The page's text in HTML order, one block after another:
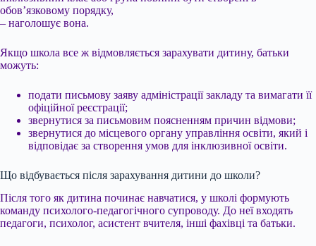
обов’язковому порядку,
– наголошує вона.
Якщо школа все ж відмовляється зарахувати дитину, батьки
можуть:
подати письмову заяву адміністрації закладу та вимагати її
офіційної реєстрації;
звернутися за письмовим поясненням причин відмови;
звернутися до місцевого органу управління освіти, який і
відповідає за створення умов для інклюзивної освіти.
Що відбувається після зарахування дитини до школи?
Після того як дитина починає навчатися, у школі формують
команду психолого-педагогічного супроводу. До неї входять
педагоги, психолог, асистент вчителя, інші фахівці та батьки.